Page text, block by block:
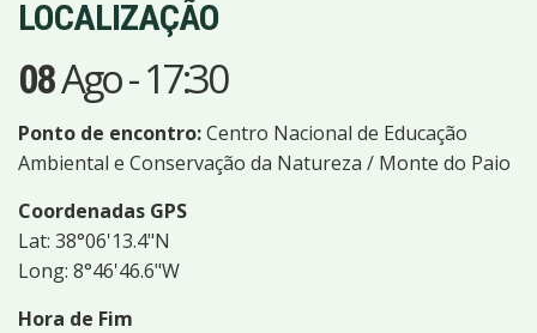
LOCALIZAÇÃO
08Ago-17:30
Ponto de encontro:Centro Nacional de Educação
Ambiental e Conservação da Natureza / Monte do Paio
Coordenadas GPS
Lat: 38°06'13.4"N
Long: 8°46'46.6"W
Hora de Fim